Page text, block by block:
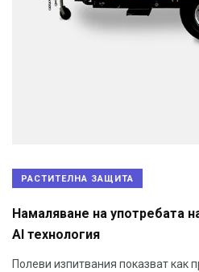
РАСТИТЕЛНА ЗАЩИТА
Намаляване на употребата
Al технология
Полеви изпитвания показват как